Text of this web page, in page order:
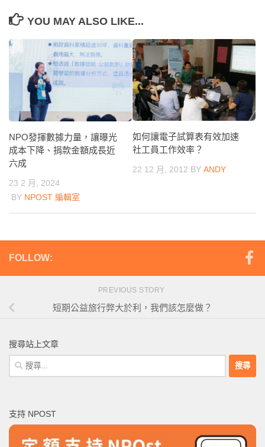
YOU MAY ALSO LIKE...
NPO發揮數據力量，讓曝光
成本下降、捐款金額成長近
六成
23 2 月, 2024
BY NPOST 編輯室
如何讓電子試算表有效加速
社工員工作效率？
22 12 月, 2012 BY ANDY
FOLLOW:
PREVIOUS STORY
短期公益旅行弊大於利，我們該怎麼做？
搜尋站上文章
搜
尋
字:
支持 NPOST